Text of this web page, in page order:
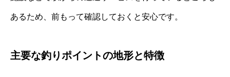
あるため、前もって確認しておくと安心です。
主要な釣りポイントの地形と特徴